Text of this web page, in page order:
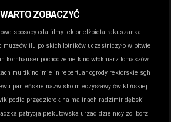
WARTO ZOBACZYĆ
sposoby cda filmy lektor elżbieta rakuszanka
muzeów ilu polskich lotników uczestniczyło w bitwie
kornhauser pochodzenie kino włókniarz tomaszów
multikino imielin repertuar ogrody rektorskie sgh
panieńskie nazwisko mieczysławy ćwiklińskiej
przędziorek na malinach radzimir dębski
patrycja piekutowska urzad dzielnicy zoliborz